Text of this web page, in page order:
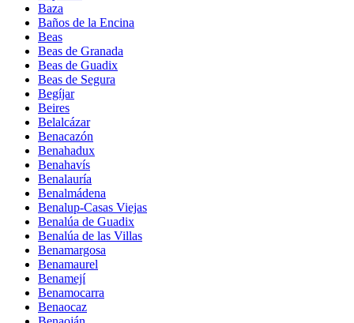
Baza
Baños de la Encina
Beas
Beas de Granada
Beas de Guadix
Beas de Segura
Begíjar
Beires
Belalcázar
Benacazón
Benahadux
Benahavís
Benalauría
Benalmádena
Benalup-Casas Viejas
Benalúa de Guadix
Benalúa de las Villas
Benamargosa
Benamaurel
Benamejí
Benamocarra
Benaocaz